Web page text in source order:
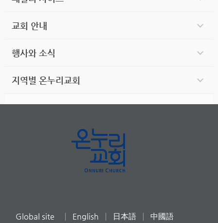
교회 안내
행사와 소식
지역별 온누리교회
Global site English 日本語 中國語